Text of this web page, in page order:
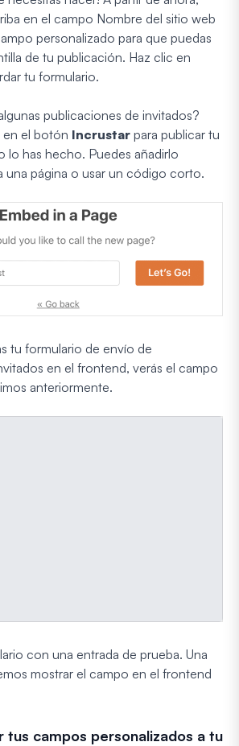
en el campo Nombre del sitio web
personalizado para que puedas
de tu publicación. Haz clic en
tu formulario.
publicaciones de invitados?
en el botón Incrustar para publicar tu
lo has hecho. Puedes añadirlo
una página o usar un código corto.
tu formulario de envío de
en el frontend, verás el campo
anteriormente.
con una entrada de prueba. Una
mostrar el campo en el frontend
tus campos personalizados a tu